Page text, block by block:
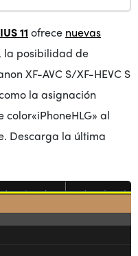
11 ofrece nuevas
la posibilidad de
XF-AVC S/XF-HEVC S
la asignación
color«iPhoneHLG» al
Descarga la última